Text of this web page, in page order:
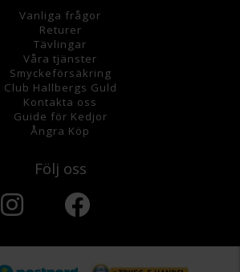
Vanliga frågor
Returer
Tävlingar
Våra tjänster
Smyckeförsäkring
Club Hallbergs Guld
Kontakta oss
Guide för Kedjor
Ångra Köp
Följ oss